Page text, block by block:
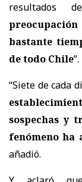
resultados
bastante
de todo Chile”.
“Siete de cada
sospechas y
fenómeno ha
añadió.